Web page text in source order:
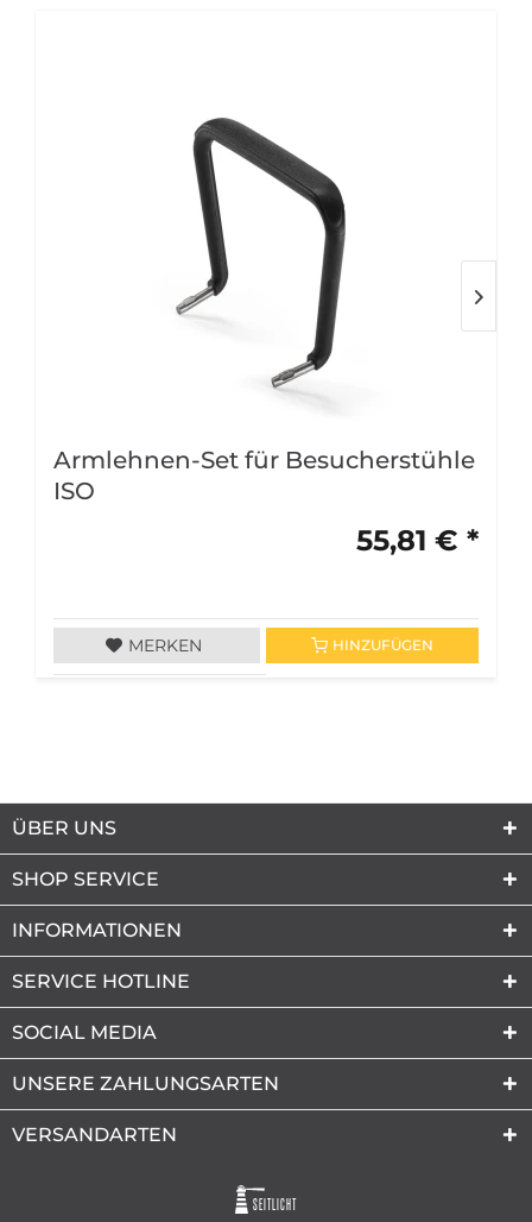
Armlehnen-Set für Besucherstühle
ISO
55,81 € *
MERKEN HINZUFÜGEN
ÜBER UNS
SHOP SERVICE
INFORMATIONEN
SERVICE HOTLINE
SOCIAL MEDIA
UNSERE ZAHLUNGSARTEN
VERSANDARTEN
SEITLICHT